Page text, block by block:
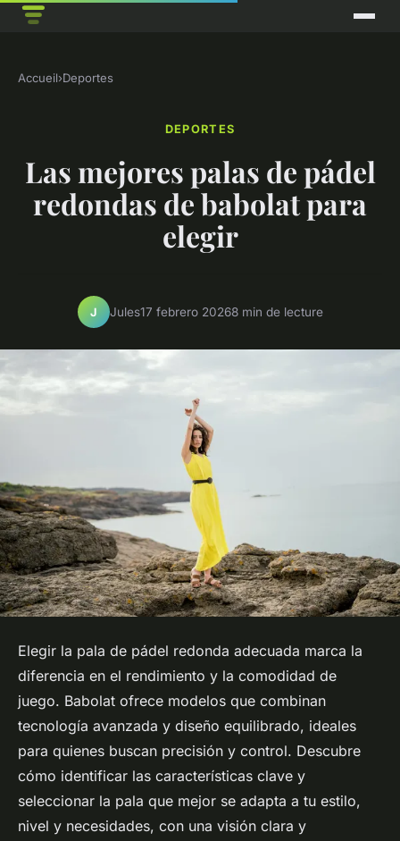
Accueil›Deportes
DEPORTES
Las mejores palas de pádel
redondas de babolat para
elegir
J Jules17 febrero 20268 min de lecture
Elegir la pala de pádel redonda adecuada marca la
diferencia en el rendimiento y la comodidad de
juego. Babolat ofrece modelos que combinan
tecnología avanzada y diseño equilibrado, ideales
para quienes buscan precisión y control. Descubre
cómo identificar las características clave y
seleccionar la pala que mejor se adapta a tu estilo,
nivel y necesidades, con una visión clara y